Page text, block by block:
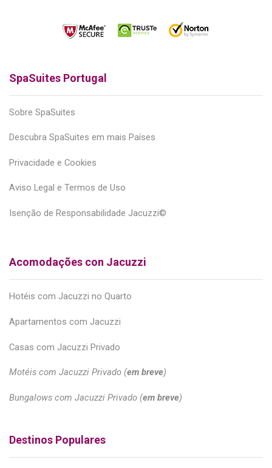
SpaSuites Portugal
Sobre SpaSuites
Descubra SpaSuites em mais Países
Privacidade e Cookies
Aviso Legal e Termos de Uso
Isenção de Responsabilidade Jacuzzi©
Acomodações con Jacuzzi
Hotéis com Jacuzzi no Quarto
Apartamentos com Jacuzzi
Casas com Jacuzzi Privado
Motéis com Jacuzzi Privado (em breve)
Bungalows com Jacuzzi Privado (em breve)
Destinos Populares